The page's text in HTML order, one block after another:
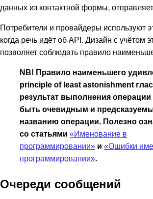
данных из контактной формы,
Потребители и провайдеры используют
когда речь идёт об API. Дизайн с учётом
позволяет соблюдать правило
NB! Правило наименьшего
principle of least astonishment
результат выполнения
быть очевидным и
названию операции. Полезно
со статьями «Именование в
программировании» и «Ошибки
программировании».
Очереди сообщений